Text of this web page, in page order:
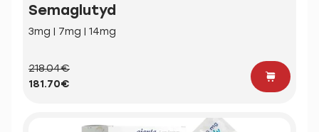
Semaglutyd
3mg | 7mg | 14mg
218.04€
181.70€